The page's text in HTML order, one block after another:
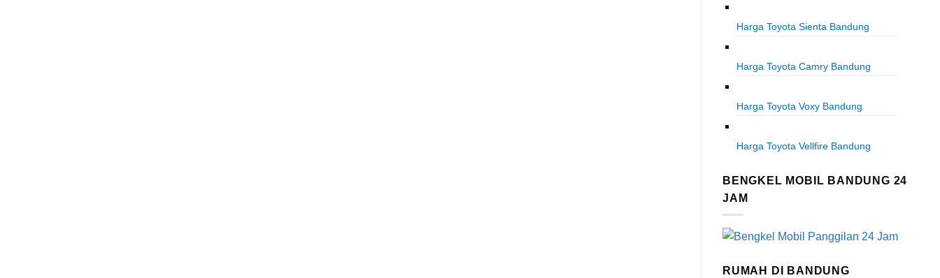
Harga Toyota Sienta Bandung
Harga Toyota Camry Bandung
Harga Toyota Voxy Bandung
Harga Toyota Vellfire Bandung
BENGKEL MOBIL BANDUNG 24
JAM
RUMAH DI BANDUNG